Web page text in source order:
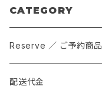
CATEGORY
Reserve ／ ご予約商品
配送代金